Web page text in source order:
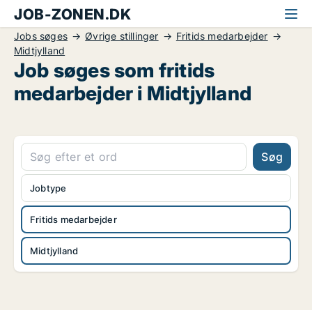
JOB-ZONEN.DK
Jobs søges Øvrige stillinger
Fritids medarbejder
Midtjylland
Job søges som fritids
medarbejder i Midtjylland
Søg
Fritids medarbejder
Midtjylland
Jobtype